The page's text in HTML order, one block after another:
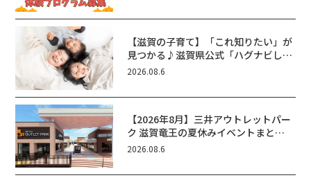
【滋賀の子育て】「これ知りたい」が
見つかる♪滋賀県公式「ハグナビし
が」使ってる？おでかけ・制度・子育
2026.08.6
【2026年8月】三井アウトレットパー
ク 滋賀竜王の夏休みイベントまと
め！びしょぬれ水あそび・激辛グル
ん！
2026.08.6